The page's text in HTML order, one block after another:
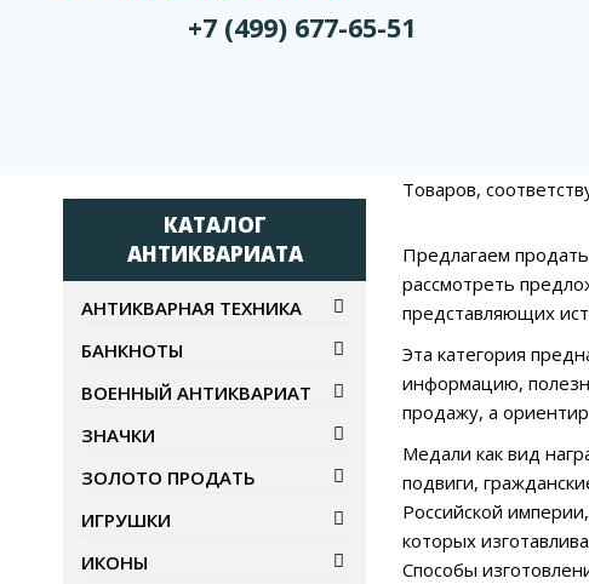
+7 (499) 677-65-51
Товаров,
Предлагаем
рассмотреть
представляющих
Эта категория
информацию,
продажу, а
Медали как вид
подвиги,
Российской
которых
Способы
КАТАЛОГ
АНТИКВАРИАТА
АНТИКВАРНАЯ ТЕХНИКА
БАНКНОТЫ
ВОЕННЫЙ АНТИКВАРИАТ
ЗНАЧКИ
ЗОЛОТО ПРОДАТЬ
ИГРУШКИ
ИКОНЫ